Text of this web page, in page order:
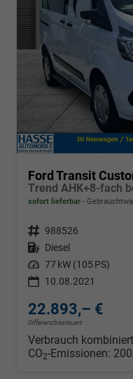
Ford Transit
Trend AHK+8-fach
sofort lieferbar
Fahrzeugnr. 988526
Kraftstoff Diesel
Leistung 77 kW (105 PS)
10.08.2021
22.893,– €
Differenzbesteuert
Verbrauch
CO2-Emissionen: